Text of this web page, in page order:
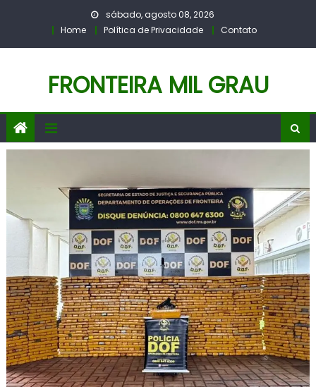
sábado, agosto 08, 2026
Home
Política de Privacidade Contato
FRONTEIRA MIL GRAU